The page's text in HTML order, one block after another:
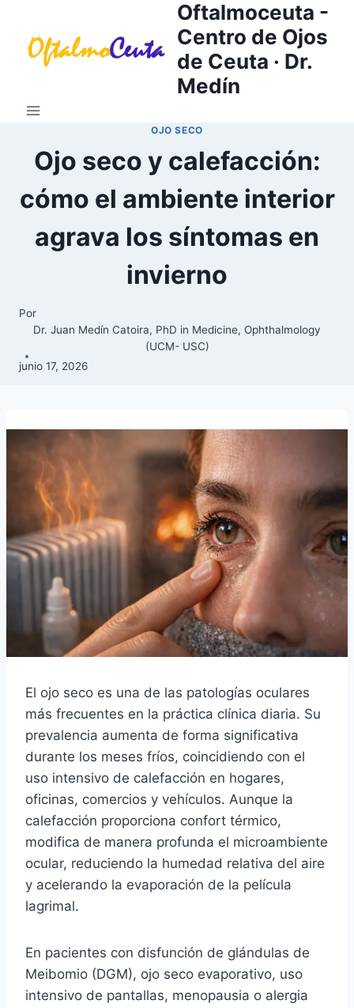
contenido
Oftalmoceuta -
Centro de Ojos
de Ceuta · Dr.
Medín
OJO SECO
Ojo seco y calefacción:
cómo el ambiente interior
agrava los síntomas en
invierno
Por
Dr. Juan Medín Catoira, PhD in Medicine, Ophthalmology
(UCM- USC)
junio 17, 2026
El ojo seco es una de las patologías oculares
más frecuentes en la práctica clínica diaria. Su
prevalencia aumenta de forma significativa
durante los meses fríos, coincidiendo con el
uso intensivo de calefacción en hogares,
oficinas, comercios y vehículos. Aunque la
calefacción proporciona confort térmico,
modifica de manera profunda el microambiente
ocular, reduciendo la humedad relativa del aire
y acelerando la evaporación de la película
lagrimal.
En pacientes con disfunción de glándulas de
Meibomio (DGM), ojo seco evaporativo, uso
intensivo de pantallas, menopausia o alergia